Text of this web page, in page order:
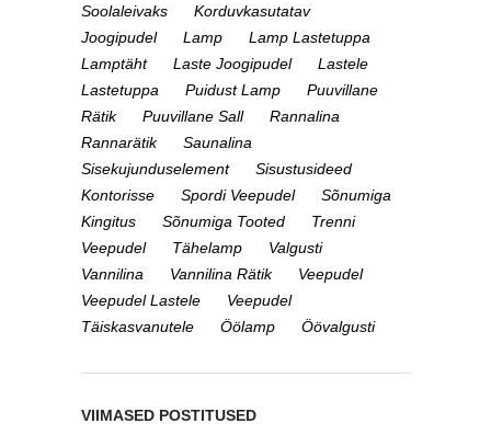
Soolaleivaks
Korduvkasutatav
Joogipudel
Lamp
Lamp Lastetuppa
Lamptäht
Laste Joogipudel
Lastele
Lastetuppa
Puidust Lamp
Puuvillane
Rätik
Puuvillane Sall
Rannalina
Rannarätik
Saunalina
Sisekujunduselement
Sisustusideed
Kontorisse
Spordi Veepudel
Sõnumiga
Kingitus
Sõnumiga Tooted
Trenni
Veepudel
Tähelamp
Valgusti
Vannilina
Vannilina Rätik
Veepudel
Veepudel Lastele
Veepudel
Täiskasvanutele
Öölamp Öövalgusti
VIIMASED POSTITUSED